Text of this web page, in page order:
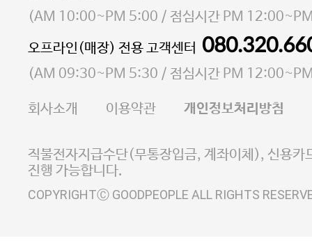
소재지 서울특별시 마포구 마포대로4다길 41 마포
통신판매업 신고번호 2023-서울마포-3931호
사업자등록번호 105-81-58242
E-MAIL goodpeople@gpin.co.kr
사업자정보확인
이니시스 에스크로 서비
(AM 10:00~PM 5:00 / 점심시간 PM
오프라인(매장) 전용 고객센터
(AM 09:30~PM 5:30 / 점심시간 PM
회사소개 이용약관 개인정보처리방침
직불전자지급수단(무통장입금, 계좌이체), 신용카
진행 가능합니다.
COPYRIGHTⒸ GOODPEOPLE ALL RIGHTS